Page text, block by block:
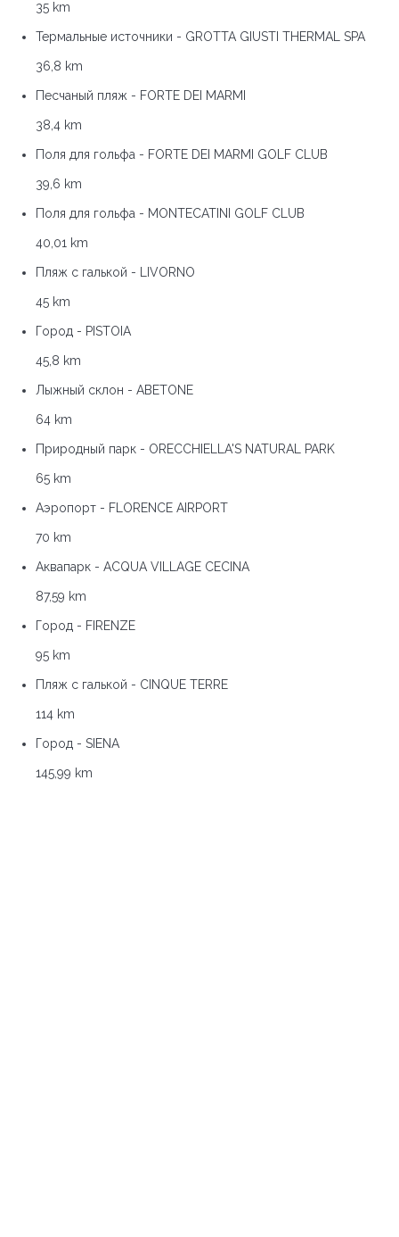
35 km
Термальные источники - GROTTA GIUSTI THERMAL SPA
36,8 km
Песчаный пляж - FORTE DEI MARMI
38,4 km
Поля для гольфа - FORTE DEI MARMI GOLF CLUB
39,6 km
Поля для гольфа - MONTECATINI GOLF CLUB
40,01 km
Пляж с галькой - LIVORNO
45 km
Город - PISTOIA
45,8 km
Лыжный склон - ABETONE
64 km
Природный парк - ORECCHIELLA'S NATURAL PARK
65 km
Аэропорт - FLORENCE AIRPORT
70 km
Аквапарк - ACQUA VILLAGE CECINA
87,59 km
Город - FIRENZE
95 km
Пляж с галькой - CINQUE TERRE
114 km
Город - SIENA
145,99 km